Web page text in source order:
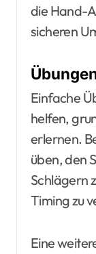
die Hand-
sicheren
Einfache
helfen,
erlernen.
üben, den
Schlägern
Timing zu
Eine